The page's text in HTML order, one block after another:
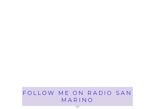
FOLLOW ME ON RADIO SAN
MARINO